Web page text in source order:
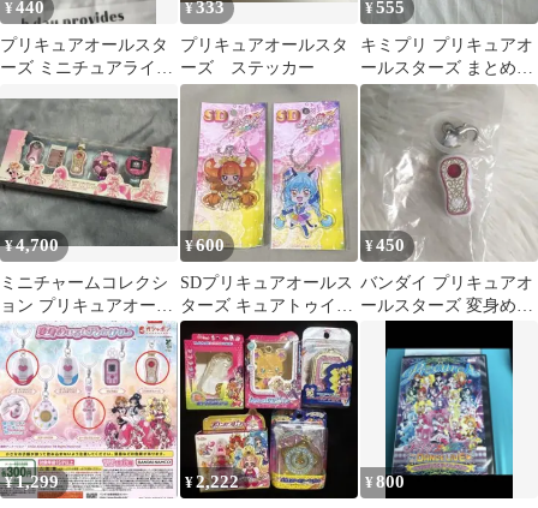
¥440
プリキュアオールスタ
ーズ ミニチュアライト
ミューン
¥333
プリキュアオールスタ
ーズ ステッカー
¥555
キミプリ プリキュアオ
ールスターズ まとめ売
り
¥4,700
ミニチャームコレクシ
ョン プリキュアオール
スターズ スペシャルセ
ット
¥600
SDプリキュアオールス
ターズ キュアトゥイン
クルキュアコスモ ア
クキー
¥450
バンダイ プリキュアオ
ールスターズ 変身めじ
コロパフューム
¥1,299 ¥2,222 ¥800